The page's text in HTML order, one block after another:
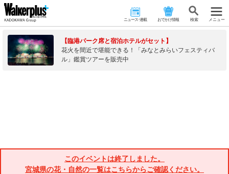
ニュース･連載 おでかけ情報 検 索 メニュー
【臨港パーク席と宿泊ホテルがセット】
花火を間近で堪能できる！「みなとみらいフェスティバ
ル」鑑賞ツアーを販売中
このイベントは終了しました。
宮城県の花・自然の一覧はこちらからご確認ください。